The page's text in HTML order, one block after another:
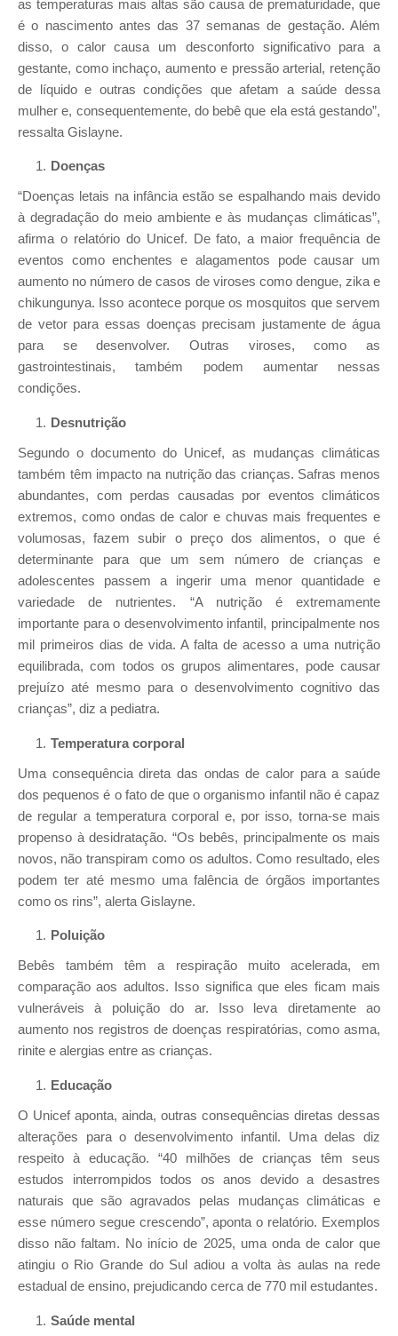
as temperaturas mais altas são causa de prematuridade, que
é o nascimento antes das 37 semanas de gestação. Além
disso, o calor causa um desconforto significativo para a
gestante, como inchaço, aumento e pressão arterial, retenção
de líquido e outras condições que afetam a saúde dessa
mulher e, consequentemente, do bebê que ela está gestando”,
ressalta Gislayne.
Doenças
“Doenças letais na infância estão se espalhando mais devido
à degradação do meio ambiente e às mudanças climáticas”,
afirma o relatório do Unicef. De fato, a maior frequência de
eventos como enchentes e alagamentos pode causar um
aumento no número de casos de viroses como dengue, zika e
chikungunya. Isso acontece porque os mosquitos que servem
de vetor para essas doenças precisam justamente de água
para se desenvolver. Outras viroses, como as
gastrointestinais, também podem aumentar nessas
condições.
Desnutrição
Segundo o documento do Unicef, as mudanças climáticas
também têm impacto na nutrição das crianças. Safras menos
abundantes, com perdas causadas por eventos climáticos
extremos, como ondas de calor e chuvas mais frequentes e
volumosas, fazem subir o preço dos alimentos, o que é
determinante para que um sem número de crianças e
adolescentes passem a ingerir uma menor quantidade e
variedade de nutrientes. “A nutrição é extremamente
importante para o desenvolvimento infantil, principalmente nos
mil primeiros dias de vida. A falta de acesso a uma nutrição
equilibrada, com todos os grupos alimentares, pode causar
prejuízo até mesmo para o desenvolvimento cognitivo das
crianças”, diz a pediatra.
Temperatura corporal
Uma consequência direta das ondas de calor para a saúde
dos pequenos é o fato de que o organismo infantil não é capaz
de regular a temperatura corporal e, por isso, torna-se mais
propenso à desidratação. “Os bebês, principalmente os mais
novos, não transpiram como os adultos. Como resultado, eles
podem ter até mesmo uma falência de órgãos importantes
como os rins”, alerta Gislayne.
Poluição
Bebês também têm a respiração muito acelerada, em
comparação aos adultos. Isso significa que eles ficam mais
vulneráveis à poluição do ar. Isso leva diretamente ao
aumento nos registros de doenças respiratórias, como asma,
rinite e alergias entre as crianças.
Educação
O Unicef aponta, ainda, outras consequências diretas dessas
alterações para o desenvolvimento infantil. Uma delas diz
respeito à educação. “40 milhões de crianças têm seus
estudos interrompidos todos os anos devido a desastres
naturais que são agravados pelas mudanças climáticas e
esse número segue crescendo”, aponta o relatório. Exemplos
disso não faltam. No início de 2025, uma onda de calor que
atingiu o Rio Grande do Sul adiou a volta às aulas na rede
estadual de ensino, prejudicando cerca de 770 mil estudantes.
Saúde mental